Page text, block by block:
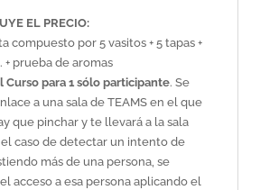
EL PRECIO:
compuesto por 5 vasitos + 5 tapas +
+ prueba de aromas
Curso para 1 sólo participante. Se
a una sala de TEAMS en el que
que pinchar y te llevará a la sala
caso de detectar un intento de
más de una persona, se
acceso a esa persona aplicando el